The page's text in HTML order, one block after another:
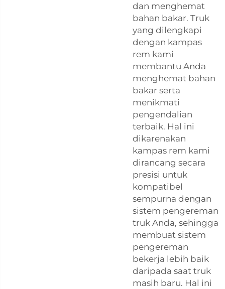
dan menghemat
bahan bakar. Truk
yang dilengkapi
dengan kampas
rem kami
membantu Anda
menghemat bahan
bakar serta
menikmati
pengendalian
terbaik. Hal ini
dikarenakan
kampas rem kami
dirancang secara
presisi untuk
kompatibel
sempurna dengan
sistem pengereman
truk Anda, sehingga
membuat sistem
pengereman
bekerja lebih baik
daripada saat truk
masih baru. Hal ini